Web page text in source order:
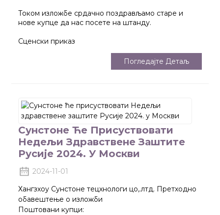
Током изложбе срдачно поздрављамо старе и
нове купце да нас посете на штанду.
Сценски приказ
Погледајте Детаљ
Сунстоне Ће Присуствовати
Недељи Здравствене Заштите
Русије 2024. У Москви
2024-11-01
Хангзхоу Сунстоне тецхнологи цо,.лтд. Претходно
обавештење о изложби
Поштовани купци: